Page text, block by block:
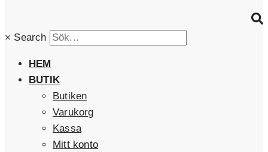
× Search
HEM
BUTIK
Butiken
Varukorg
Kassa
Mitt konto